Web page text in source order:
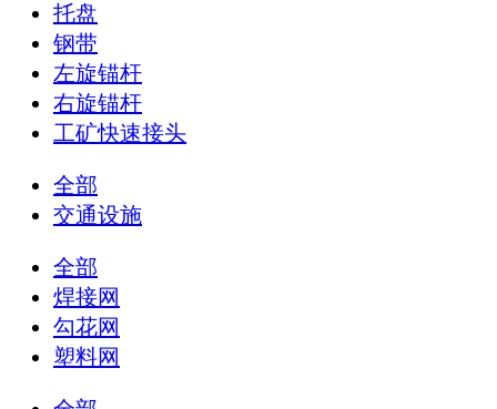
托盘
钢带
左旋锚杆
右旋锚杆
工矿快速接头
全部
交通设施
全部
焊接网
勾花网
塑料网